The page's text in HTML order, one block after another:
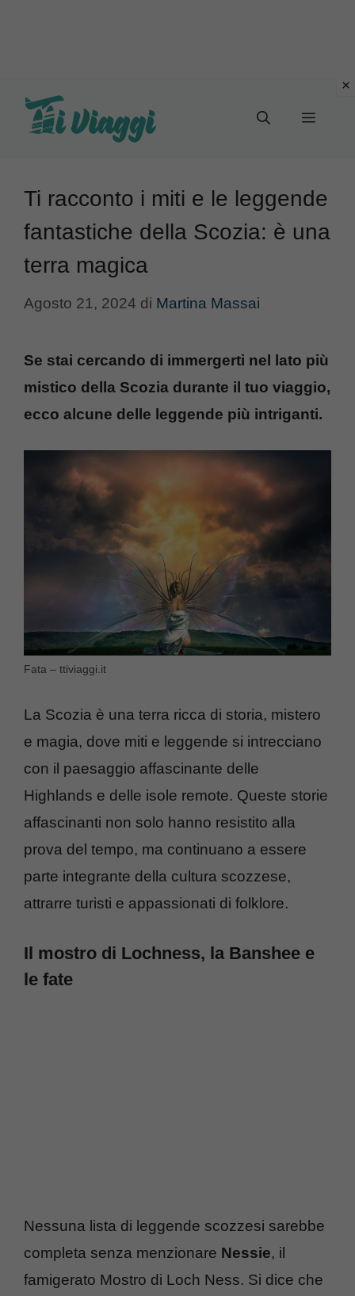
Menu
Ti racconto i miti e le leggende
fantastiche della Scozia: è una
terra magica
Agosto 21, 2024 di Martina Massai
Se stai cercando di immergerti nel lato più
mistico della Scozia durante il tuo viaggio,
ecco alcune delle leggende più intriganti.
Fata – ttiviaggi.it
La Scozia è una terra ricca di storia, mistero
e magia, dove miti e leggende si intrecciano
con il paesaggio affascinante delle
Highlands e delle isole remote. Queste storie
affascinanti non solo hanno resistito alla
prova del tempo, ma continuano a essere
parte integrante della cultura scozzese,
attrarre turisti e appassionati di folklore.
Il mostro di Lochness, la Banshee e
le fate
Nessuna lista di leggende scozzesi sarebbe
completa senza menzionare Nessie, il
famigerato Mostro di Loch Ness. Si dice che